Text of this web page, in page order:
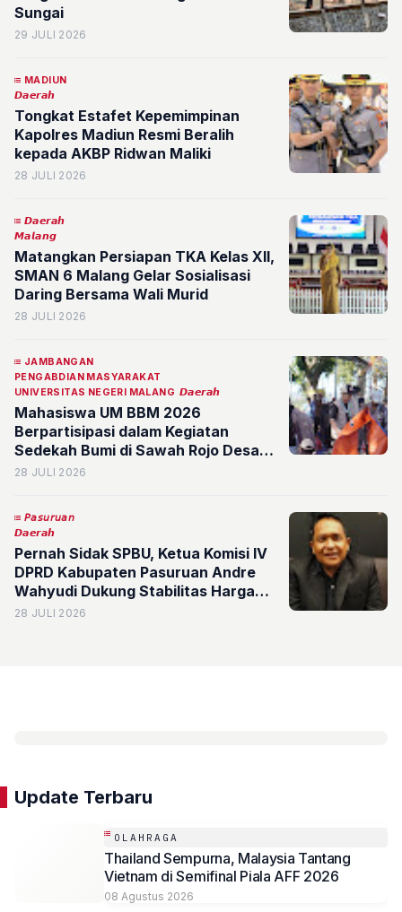
Sungai
29 JULI 2026
MADIUN
𝘿𝙖𝙚𝙧𝙖𝙝
Tongkat Estafet Kepemimpinan
Kapolres Madiun Resmi Beralih
kepada AKBP Ridwan Maliki
28 JULI 2026
𝘿𝙖𝙚𝙧𝙖𝙝
𝙈𝙖𝙡𝙖𝙣𝙜
Matangkan Persiapan TKA Kelas XII,
SMAN 6 Malang Gelar Sosialisasi
Daring Bersama Wali Murid
28 JULI 2026
JAMBANGAN
PENGABDIAN MASYARAKAT
UNIVERSITAS NEGERI MALANG 𝘿𝙖𝙚𝙧𝙖𝙝
Mahasiswa UM BBM 2026
Berpartisipasi dalam Kegiatan
Sedekah Bumi di Sawah Rojo Desa
Jambangan
28 JULI 2026
𝘗𝘢𝘴𝘶𝘳𝘶𝘢𝘯
𝘿𝙖𝙚𝙧𝙖𝙝
Pernah Sidak SPBU, Ketua Komisi IV
DPRD Kabupaten Pasuruan Andre
Wahyudi Dukung Stabilitas Harga
BBM
28 JULI 2026
Update Terbaru
OLAHRAGA
Thailand Sempurna, Malaysia Tantang
Vietnam di Semifinal Piala AFF 2026
08 Agustus 2026